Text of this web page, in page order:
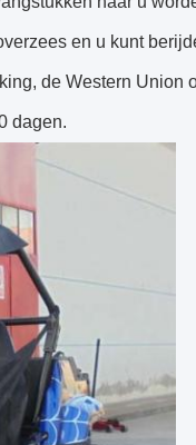
en u kunt
de Western Union
dagen.